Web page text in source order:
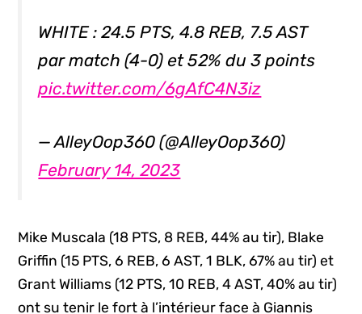
WHITE : 24.5 PTS, 4.8 REB, 7.5 AST
par match (4-0) et 52% du 3 points
pic.twitter.com/6gAfC4N3iz
— AlleyOop360 (@AlleyOop360)
February 14, 2023
Mike Muscala (18 PTS, 8 REB, 44% au tir), Blake
Griffin (15 PTS, 6 REB, 6 AST, 1 BLK, 67% au tir) et
Grant Williams (12 PTS, 10 REB, 4 AST, 40% au tir)
ont su tenir le fort à l’intérieur face à Giannis